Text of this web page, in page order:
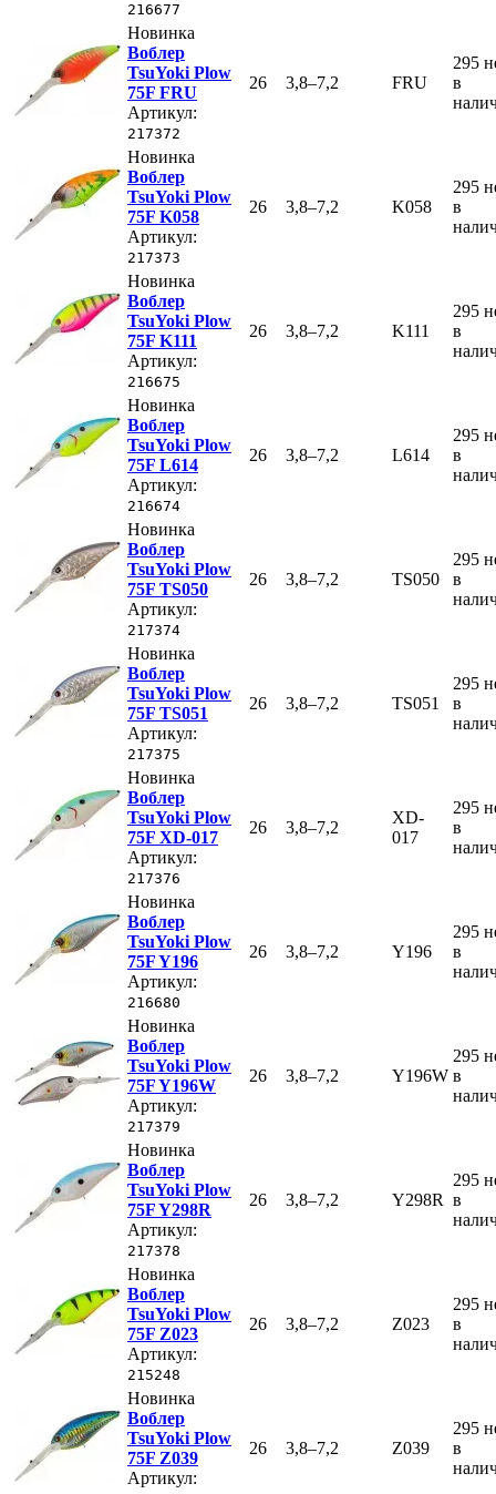
216677
Новинка
Воблер
TsuYoki Plow
75F FRU
Артикул:
217372
26 3,8–7,2 FRU
295
в
Новинка
Воблер
TsuYoki Plow
75F K058
Артикул:
217373
26 3,8–7,2 K058
295
в
Новинка
Воблер
TsuYoki Plow
75F K111
Артикул:
216675
26 3,8–7,2 K111
295
в
Новинка
Воблер
TsuYoki Plow
75F L614
Артикул:
216674
26 3,8–7,2 L614
295
в
Новинка
Воблер
TsuYoki Plow
75F TS050
Артикул:
217374
26 3,8–7,2 TS050
295
в
Новинка
Воблер
TsuYoki Plow
75F TS051
Артикул:
217375
26 3,8–7,2 TS051
295
в
Новинка
Воблер
TsuYoki Plow
75F XD-017
Артикул:
217376
26 3,8–7,2
XD-
017
295
в
Новинка
Воблер
TsuYoki Plow
75F Y196
Артикул:
216680
26 3,8–7,2 Y196
295
в
Новинка
Воблер
TsuYoki Plow
75F Y196W
Артикул:
217379
26 3,8–7,2 Y196W
295
в
Новинка
Воблер
TsuYoki Plow
75F Y298R
Артикул:
217378
26 3,8–7,2 Y298R
295
в
Новинка
Воблер
TsuYoki Plow
75F Z023
Артикул:
215248
26 3,8–7,2 Z023
295
в
Новинка
Воблер
TsuYoki Plow
75F Z039
Артикул:
26 3,8–7,2 Z039
295
в